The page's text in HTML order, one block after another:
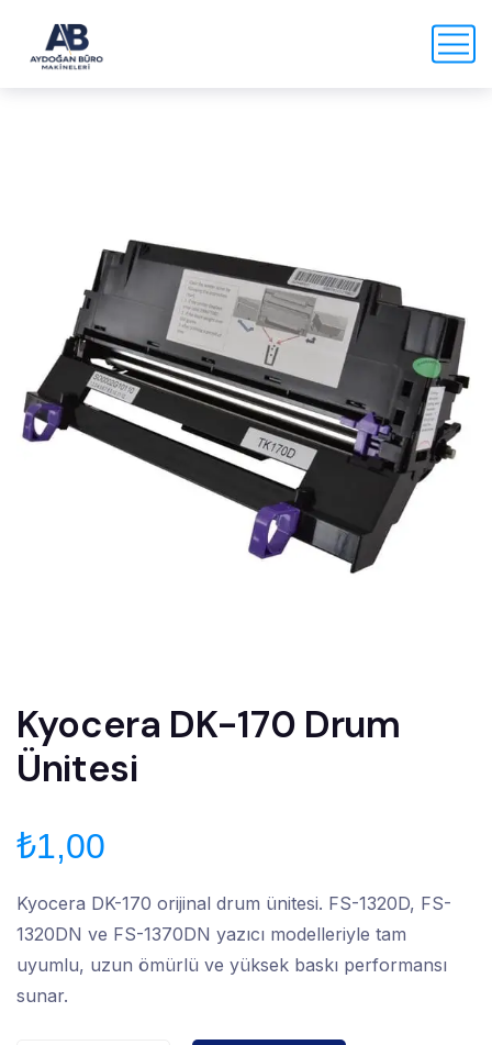
Kyocera DK-170 Drum
Ünitesi
₺1,00
Kyocera DK-170 orijinal drum ünitesi. FS-1320D, FS-
1320DN ve FS-1370DN yazıcı modelleriyle tam
uyumlu, uzun ömürlü ve yüksek baskı performansı
sunar.